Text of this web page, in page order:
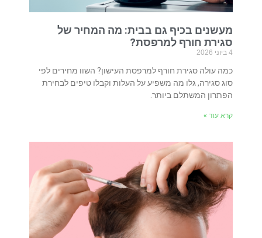
מעשנים בכיף גם בבית: מה המחיר של
סגירת חורף למרפסת?
4 ביוני 2026
כמה עולה סגירת חורף למרפסת העישון? השוו מחירים לפי
סוג סגירה, גלו מה משפיע על העלות וקבלו טיפים לבחירת
הפתרון המשתלם ביותר.
קרא עוד »